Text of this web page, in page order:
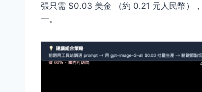
張只需 $0.03 美金 （約 0.21 元人民幣）
一。